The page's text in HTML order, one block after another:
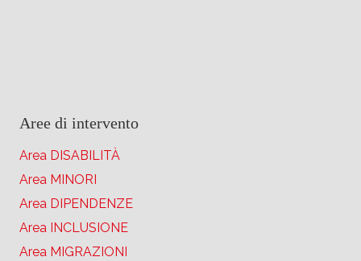
Aree di intervento
Area DISABILITÀ
Area MINORI
Area DIPENDENZE
Area INCLUSIONE
Area MIGRAZIONI